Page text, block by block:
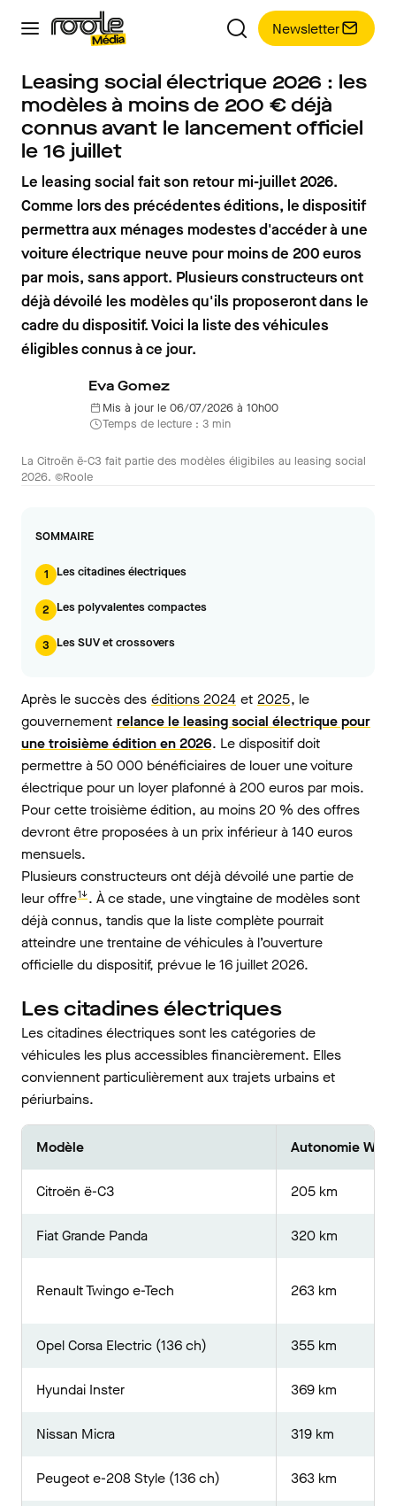
Newsletter
Leasing social électrique 2026 : les
modèles à moins de 200 € déjà
connus avant le lancement officiel
le 16 juillet
Le leasing social fait son retour mi-juillet 2026.
Comme lors des précédentes éditions, le dispositif
permettra aux ménages modestes d'accéder à une
voiture électrique neuve pour moins de 200 euros
par mois, sans apport. Plusieurs constructeurs ont
déjà dévoilé les modèles qu'ils proposeront dans le
cadre du dispositif. Voici la liste des véhicules
éligibles connus à ce jour.
Eva Gomez
Mis à jour le 06/07/2026 à 10h00
Temps de lecture : 3 min
La Citroën ë-C3 fait partie des modèles éligibiles au leasing social
2026. ©Roole
SOMMAIRE
1 Les citadines électriques
2 Les polyvalentes compactes
3 Les SUV et crossovers
Après le succès des éditions 2024 et 2025, le
gouvernement relance le leasing social électrique pour
une troisième édition en 2026. Le dispositif doit
permettre à 50 000 bénéficiaires de louer une voiture
électrique pour un loyer plafonné à 200 euros par mois.
Pour cette troisième édition, au moins 20 % des offres
devront être proposées à un prix inférieur à 140 euros
mensuels.
Plusieurs constructeurs ont déjà dévoilé une partie de
leur offre1↓. À ce stade, une vingtaine de modèles sont
déjà connus, tandis que la liste complète pourrait
atteindre une trentaine de véhicules à l’ouverture
officielle du dispositif, prévue le 16 juillet 2026.
Les citadines électriques
Les citadines électriques sont les catégories de
véhicules les plus accessibles financièrement. Elles
conviennent particulièrement aux trajets urbains et
périurbains.
Modèle Autonomie
Citroën ë-C3 205 km
Fiat Grande Panda 320 km
Renault Twingo e-Tech 263 km
Opel Corsa Electric (136 ch) 355 km
Hyundai Inster 369 km
Nissan Micra 319 km
Peugeot e-208 Style (136 ch) 363 km